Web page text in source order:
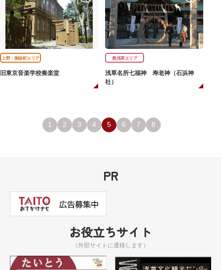
上野・御徒町エリア
旧東京音楽学校奏楽堂
奥浅草エリア
浅草名所七福神 寿老神（石浜神
社）
1 2 3 4 5 6 7 8
PR
お役立ちサイト
（外部サイトに遷移します）